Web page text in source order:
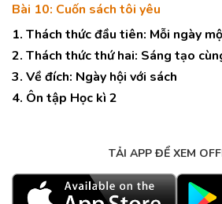
Bài 10: Cuốn sách tôi yêu
1. Thách thức đầu tiên: Mỗi ngày
2. Thách thức thứ hai: Sáng tạo
3. Về đích: Ngày hội với sách
4. Ôn tập Học kì 2
TẢI APP ĐỂ XEM